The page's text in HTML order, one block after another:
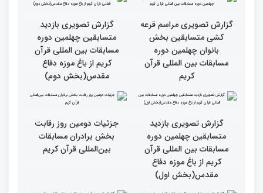
رقابت بخش برادران
چهلمین دوره مسابقات
بین‌المللی قرآن کریم(بخش
دوم)
رقابت بخش برادران
چهلمین دوره مسابقات
بین‌المللی قرآن کریم(بخش
اول)
کشی متسابقین بخش
بانوان چهلمین دوره
مسابقات بین المللی قرآن
کریم
متسابقین چهلمین دوره
مسابقات بین المللی قرآن
کریم از باغ موزه دفاع